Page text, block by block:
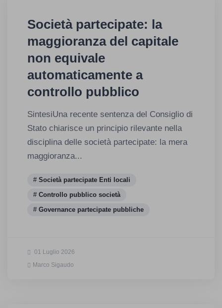
Società partecipate: la
maggioranza del capitale
non equivale
automaticamente a
controllo pubblico
SintesiUna recente sentenza del Consiglio di
Stato chiarisce un principio rilevante nella
disciplina delle società partecipate: la mera
maggioranza...
Società partecipate Enti locali
Controllo pubblico società
Governance partecipate pubbliche
01 Luglio 2026
Marco Sigaudo